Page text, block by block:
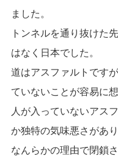
ました。
トンネルを通り抜けた
はなく日本でした。
道はアスファルトです
ていないことが容易に
人が入っていないアス
か独特の気味悪さがあり
なんらかの理由で閉鎖